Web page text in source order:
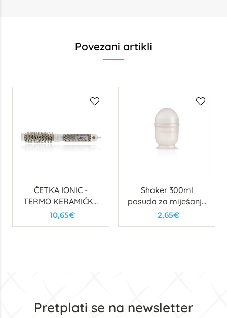
Povezani artikli
ČETKA IONIC -
TERMO KERAMIČKA
(FI25)
10,65€
Shaker 300ml
posuda za miješanje
boje za kosu
2,65€
Pretplati se na newsletter